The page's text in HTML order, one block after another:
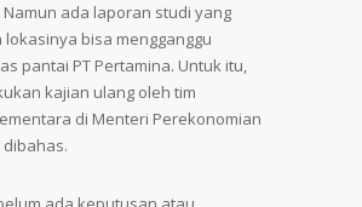
ada laporan studi yang
bisa mengganggu
pantai PT Pertamina. Untuk itu,
kajian ulang oleh tim
di Menteri Perekonomian